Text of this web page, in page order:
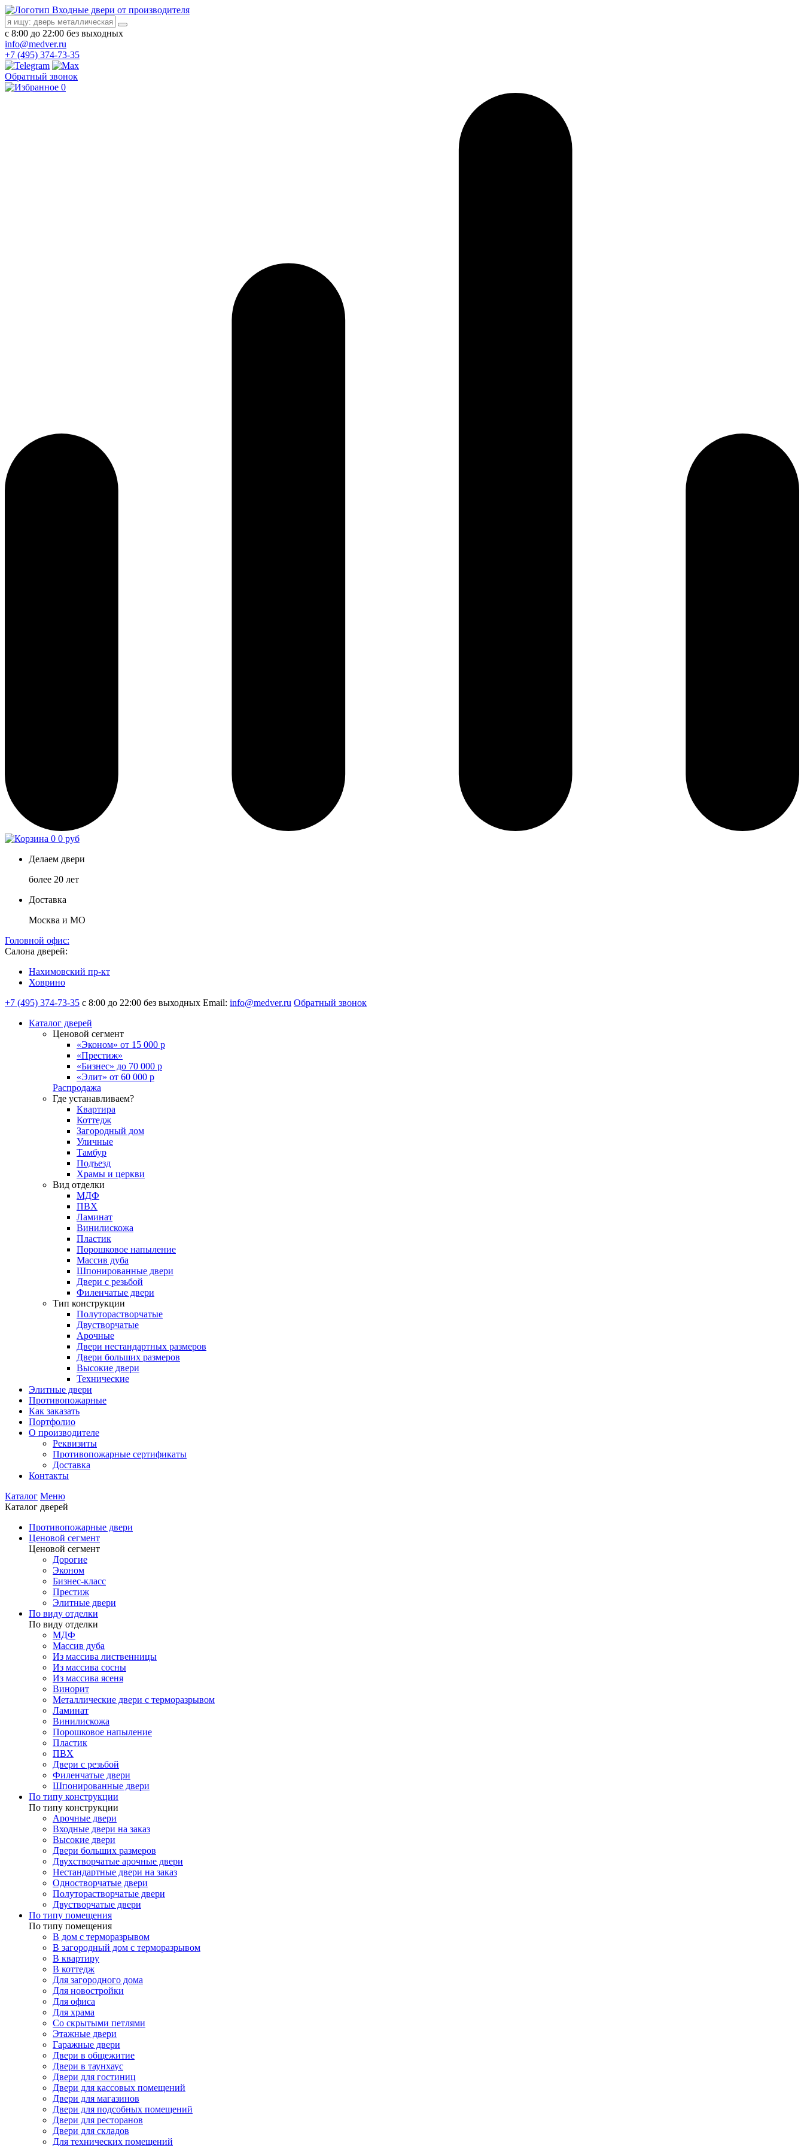
Входные двери от производителя
с 8:00 до 22:00 без выходных
info@medver.ru
+7 (495) 374-73-35
Обратный звонок
0
0 0 руб
Делаем двери
более 20 лет
Доставка
Москва и МО
Головной офис:
Салона дверей:
Нахимовский пр-кт
Ховрино
+7 (495) 374-73-35 с 8:00 до 22:00 без выходных Email: info@medver.ru Обратный звонок
Каталог дверей
Ценовой сегмент
«Эконом» от 15 000 р
«Престиж»
«Бизнес» до 70 000 р
«Элит» от 60 000 р
Распродажа
Где устанавливаем?
Квартира
Коттедж
Загородный дом
Уличные
Тамбур
Подъезд
Храмы и церкви
Вид отделки
МДФ
ПВХ
Ламинат
Винилискожа
Пластик
Порошковое напыление
Массив дуба
Шпонированные двери
Двери с резьбой
Филенчатые двери
Тип конструкции
Полуторастворчатые
Двустворчатые
Арочные
Двери нестандартных размеров
Двери больших размеров
Высокие двери
Технические
Элитные двери
Противопожарные
Как заказать
Портфолио
О производителе
Реквизиты
Противопожарные сертификаты
Доставка
Контакты
Каталог Меню
Каталог дверей
Противопожарные двери
Ценовой сегмент
Ценовой сегмент
Дорогие
Эконом
Бизнес-класс
Престиж
Элитные двери
По виду отделки
По виду отделки
МДФ
Массив дуба
Из массива лиственницы
Из массива сосны
Из массива ясеня
Винорит
Металлические двери с терморазрывом
Ламинат
Винилискожа
Порошковое напыление
Пластик
ПВХ
Двери с резьбой
Филенчатые двери
Шпонированные двери
По типу конструкции
По типу конструкции
Арочные двери
Входные двери на заказ
Высокие двери
Двери больших размеров
Двухстворчатые арочные двери
Нестандартные двери на заказ
Одностворчатые двери
Полуторастворчатые двери
Двустворчатые двери
По типу помещения
По типу помещения
В дом с терморазрывом
В загородный дом с терморазрывом
В квартиру
В коттедж
Для загородного дома
Для новостройки
Для офиса
Для храма
Со скрытыми петлями
Этажные двери
Гаражные двери
Двери в общежитие
Двери в таунхаус
Двери для гостиниц
Двери для кассовых помещений
Двери для магазинов
Двери для подсобных помещений
Двери для ресторанов
Двери для складов
Для технических помещений